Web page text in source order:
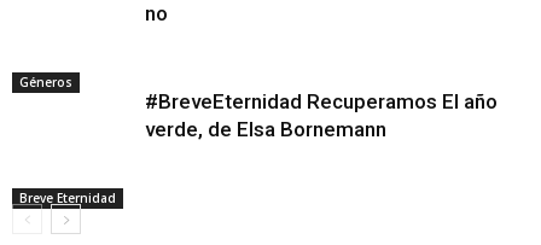
Géneros
no
Breve Eternidad
#BreveEternidad Recuperamos El año
verde, de Elsa Bornemann